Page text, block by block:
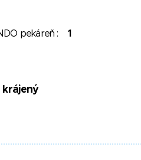
pekáreň :1
krájený